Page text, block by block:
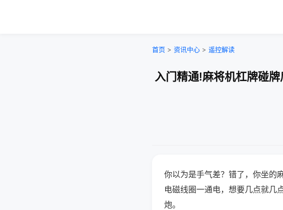
首页 > 资讯中心 > 遥控解读
入门精通!麻将机杠牌碰
你以为是手气差？错了，你坐的
电磁线圈一通电，想要几点就几
炮。